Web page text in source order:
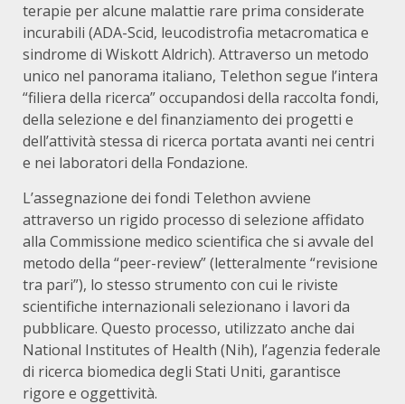
terapie per alcune malattie rare prima considerate
incurabili (ADA-Scid, leucodistrofia metacromatica e
sindrome di Wiskott Aldrich). Attraverso un metodo
unico nel panorama italiano, Telethon segue l’intera
“filiera della ricerca” occupandosi della raccolta fondi,
della selezione e del finanziamento dei progetti e
dell’attività stessa di ricerca portata avanti nei centri
e nei laboratori della Fondazione.
L’assegnazione dei fondi Telethon avviene
attraverso un rigido processo di selezione affidato
alla Commissione medico scientifica che si avvale del
metodo della “peer-review” (letteralmente “revisione
tra pari”), lo stesso strumento con cui le riviste
scientifiche internazionali selezionano i lavori da
pubblicare. Questo processo, utilizzato anche dai
National Institutes of Health (Nih), l’agenzia federale
di ricerca biomedica degli Stati Uniti, garantisce
rigore e oggettività.